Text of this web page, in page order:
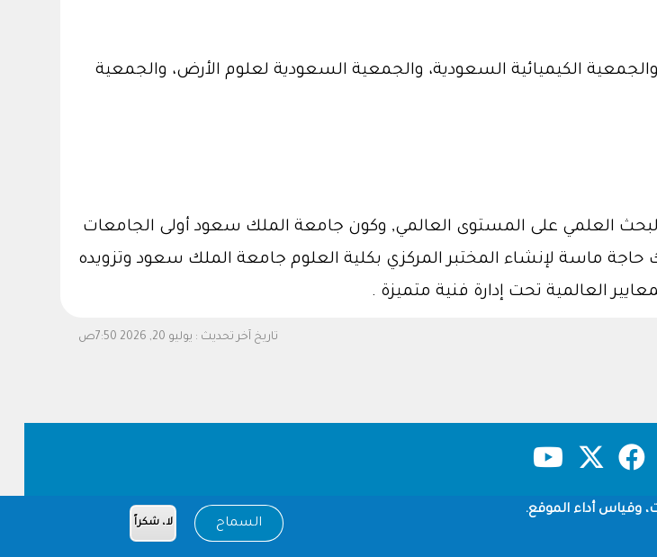
الكيميائية السعودية، والجمعية السعودية لعلوم الأرض، والجمعية
العلمي على المستوى العالمي, وكون جامعة الملك سعود أولى الجامعات
ماسة لإنشاء المختبر المركزي بكلية العلوم جامعة الملك سعود وتزويده
العالمية تحت إدارة فنية متميزة .
تاريخ آخر تحديث : يوليو 20, 2026 7:50ص
الخصوصية
شروط الاستخداموقياس أداء الموقع.
السماح لا، شكراً